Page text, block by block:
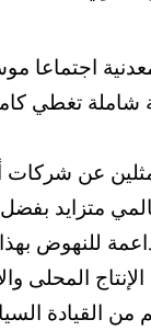
اجتماعا
تغطي
عن شركات
متزايد
للنهوض
المحلى
من القيادة